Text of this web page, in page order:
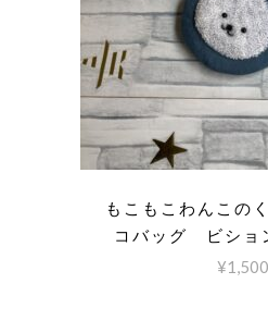
もこもこわんこの
コバッグ ビショ
¥1,500